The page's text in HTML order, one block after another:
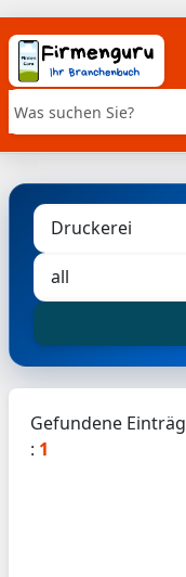
Stichwortsuche
Gefundene
: 1